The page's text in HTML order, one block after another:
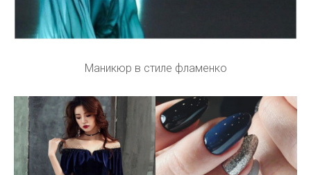
Маникюр в стиле фламенко